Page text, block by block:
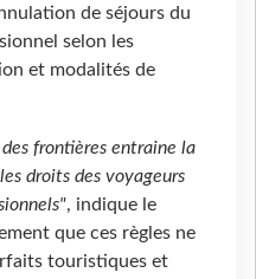
de séjours du
selon les
et modalités de
frontières entraine la
droits des voyageurs
, indique le
que ces règles ne
touristiques et